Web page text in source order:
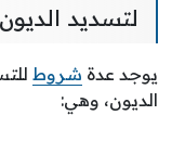
لتسديد الديون
يوجد عدة شروط
الديون، وهي: